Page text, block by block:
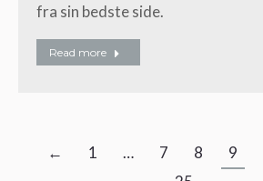
fra sin bedste side.
Read more
← 1 … 7 8 9